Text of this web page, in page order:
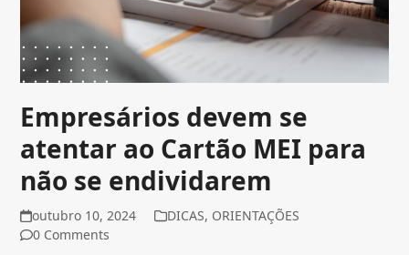
Empresários devem se
atentar ao Cartão MEI para
não se endividarem
outubro 10, 2024 DICAS, ORIENTAÇÕES
0 Comments